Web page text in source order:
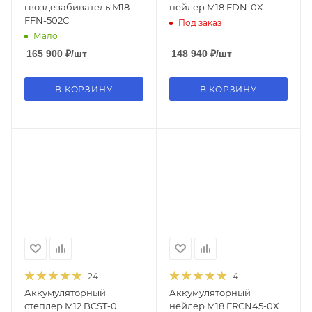
гвоздезабиватель M18
FFN-502C
Мало
165 900 ₽/шт
В КОРЗИНУ
нейлер M18 FDN-0X
Под заказ
148 940₽/шт
В КОРЗИНУ
24
Аккумуляторный
степлер M12 BCST-0
4
Аккумуляторный
нейлер M18 FRCN45-0X